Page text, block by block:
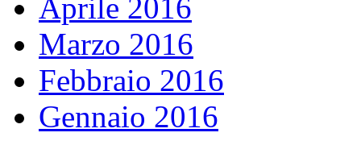
Aprile 2016
Marzo 2016
Febbraio 2016
Gennaio 2016